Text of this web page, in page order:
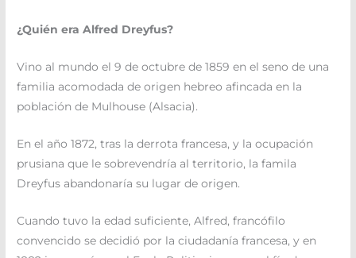
¿Quién era Alfred Dreyfus?
Vino al mundo el 9 de octubre de 1859 en el seno de una
familia acomodada de origen hebreo afincada en la
población de Mulhouse (Alsacia).
En el año 1872, tras la derrota francesa, y la ocupación
prusiana que le sobrevendría al territorio, la famila
Dreyfus abandonaría su lugar de origen.
Cuando tuvo la edad suficiente, Alfred, francófilo
convencido se decidió por la ciudadanía francesa, y en